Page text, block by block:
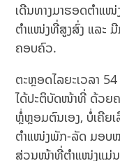
ເດີນທາງມາຮອດຕຳແ
ຕຳແໜ່ງທີ່ສູງສົ່ງ ແລະ
ຄອບຄົວ.
ຕະຫຼອດໄລຍະເວລາ
ໄດ້ປະຕິບັດໜ້າທີ່ ດ້ວຍ
ຫຼໍ່ຫຼອມຕົນເອງ, ບໍ່ເຄີຍ
ຕຳແໜ່ງພັກ-ລັດ ມອບ
ສ່ວນໜ້າທີ່ຕຳແໜ່ງແມ່ນ